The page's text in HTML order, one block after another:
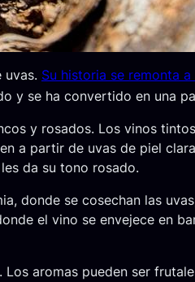
uvas. Su historia se remonta
y se ha convertido en una
y rosados. Los vinos
a partir de uvas de piel
da su tono rosado.
donde se cosechan las
el vino se envejece en
aromas pueden ser